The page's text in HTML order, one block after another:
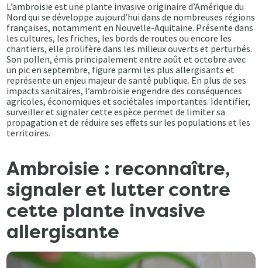
L’ambroisie est une plante invasive originaire d’Amérique du
Nord qui se développe aujourd’hui dans de nombreuses régions
françaises, notamment en Nouvelle-Aquitaine. Présente dans
les cultures, les friches, les bords de routes ou encore les
chantiers, elle prolifère dans les milieux ouverts et perturbés.
Son pollen, émis principalement entre août et octobre avec
un pic en septembre, figure parmi les plus allergisants et
représente un enjeu majeur de santé publique. En plus de ses
impacts sanitaires, l’ambroisie engendre des conséquences
agricoles, économiques et sociétales importantes. Identifier,
surveiller et signaler cette espèce permet de limiter sa
propagation et de réduire ses effets sur les populations et les
territoires.
Ambroisie : reconnaître,
signaler et lutter contre
cette plante invasive
allergisante